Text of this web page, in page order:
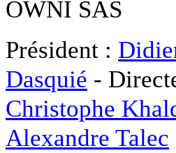
OWNI SAS
Président :
Dasquié -
Christophe
Alexandre Talec